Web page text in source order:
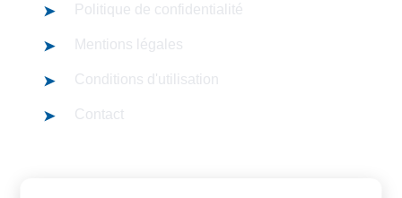
Politique de confidentialité
Mentions légales
Conditions d'utilisation
Contact